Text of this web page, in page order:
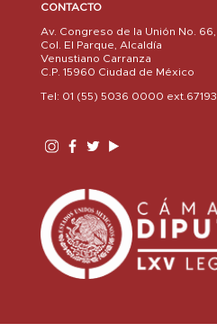
CONTACTO
Av. Congreso de la Unión No. 66,
Col. El Parque, Alcaldía
Venustiano Carranza
C.P. 15960 Ciudad de México
Tel: 01 (55) 5036 0000 ext.67193